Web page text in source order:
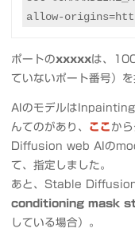
allow-
ポートのxxxxxは、
ていないポート番号）を
AIのモデルはInpainting
んてのがあり、
ここ か
Diffusion web AIの
て、指定しました。
あと、Stable
conditioning mask
している場合）。